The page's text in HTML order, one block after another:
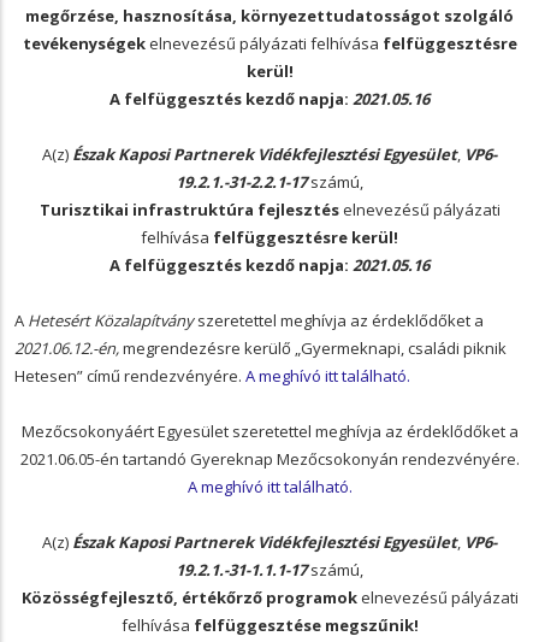
megőrzése, hasznosítása, környezettudatosságot szolgáló
tevékenységekelnevezésű pályázati felhívása felfüggesztésre
kerül!
A felfüggesztés kezdő napja: 2021.05.16
A(z) Észak Kaposi Partnerek Vidékfejlesztési Egyesület, VP6-
19.2.1.-31-2.2.1-17számú,
Turisztikai infrastruktúra fejlesztéselnevezésű pályázati
felhívása felfüggesztésre kerül!
A felfüggesztés kezdő napja: 2021.05.16
A Hetesért Közalapítványszeretettel meghívja az érdeklődőket a
2021.06.12.-én,megrendezésre kerülő „Gyermeknapi, családi piknik
Hetesen” című rendezvényére. A meghívó itt található.
Mezőcsokonyáért Egyesület szeretettel meghívja az érdeklődőket a
2021.06.05-én tartandó Gyereknap Mezőcsokonyán rendezvényére.
A meghívó itt található.
A(z) Észak Kaposi Partnerek Vidékfejlesztési Egyesület, VP6-
19.2.1.-31-1.1.1-17számú,
Közösségfejlesztő, értékőrző programokelnevezésű pályázati
felhívása felfüggesztése megszűnik!